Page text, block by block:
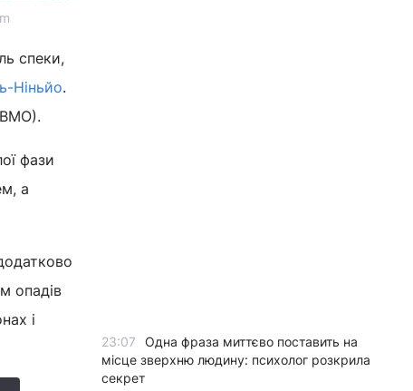
спеки,
Ніньйо.
фази
а
опадів
і
23:07
Одна фраза миттєво поставить на
місце зверхню людину: психолог розкрила
секрет